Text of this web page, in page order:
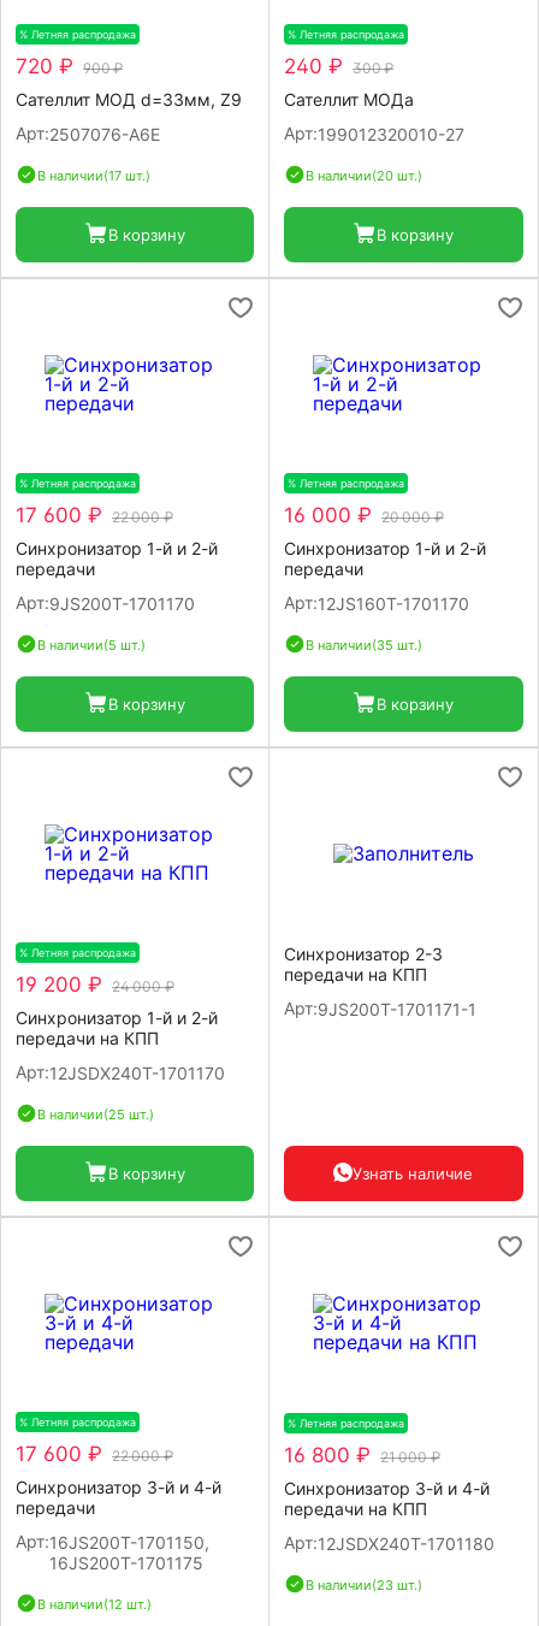
% Летняя распродажа
720 ₽ 900 ₽
Сателлит МОД d=33мм, Z9
Арт:2507076-A6E
В наличии(17 шт.)
В корзину
% Летняя распродажа
240 ₽ 300 ₽
Сателлит МОДа
Арт:199012320010-27
В наличии(20 шт.)
В корзину
% Летняя распродажа
17 600 ₽ 22 000 ₽
Синхронизатор 1-й и 2-й
передачи
Арт:9JS200T-1701170
В наличии(5 шт.)
В корзину
% Летняя распродажа
16 000 ₽ 20 000 ₽
Синхронизатор 1-й и 2-й
передачи
Арт:12JS160T-1701170
В наличии(35 шт.)
В корзину
% Летняя распродажа
19 200 ₽ 24 000 ₽
Синхронизатор 1-й и 2-й
передачи на КПП
Арт:12JSDX240T-1701170
В наличии(25 шт.)
В корзину
Синхронизатор 2-3
передачи на КПП
Арт:9JS200T-1701171-1
Узнать наличие
% Летняя распродажа
17 600 ₽ 22 000 ₽
Синхронизатор 3-й и 4-й
передачи
Арт:16JS200T-1701150,
16JS200T-1701175
В наличии(12 шт.)
% Летняя распродажа
16 800 ₽ 21 000 ₽
Синхронизатор 3-й и 4-й
передачи на КПП
Арт:12JSDX240T-1701180
В наличии(23 шт.)